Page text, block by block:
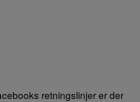
retningslinjer er der